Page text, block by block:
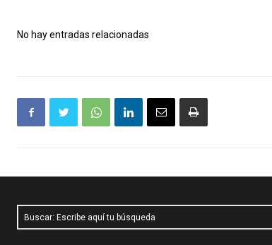
No hay entradas relacionadas
Buscar: Escribe aquí tu búsqueda